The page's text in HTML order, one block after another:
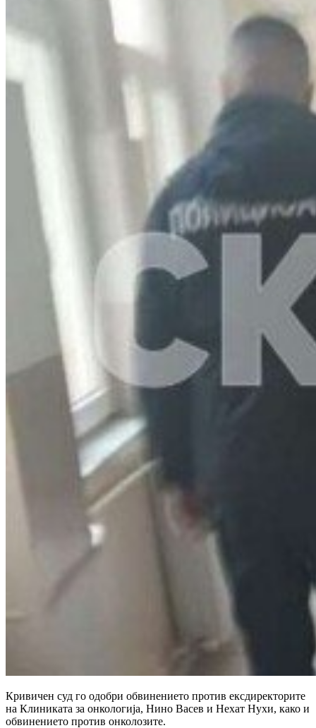
Кривичен суд го одобри обвинението против ексдиректорите
на Клиниката за онкологија, Нино Васев и Нехат Нухи, како и
обвинението против онколозите.